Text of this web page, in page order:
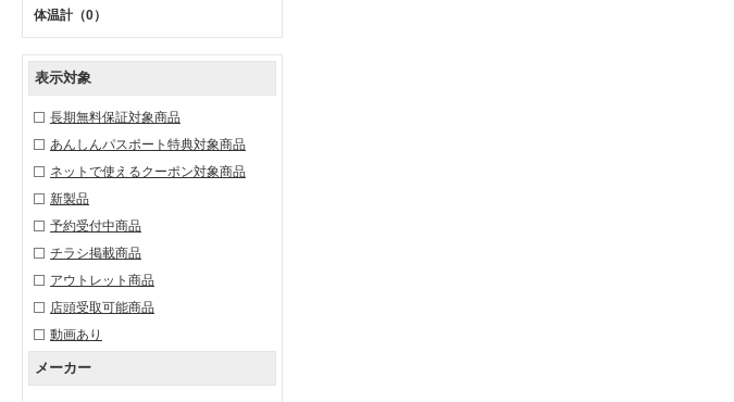
体温計（0）
表示対象
長期無料保証対象商品
あんしんパスポート特典対象商品
ネットで使えるクーポン対象商品
新製品
予約受付中商品
チラシ掲載商品
アウトレット商品
店頭受取可能商品
動画あり
メーカー